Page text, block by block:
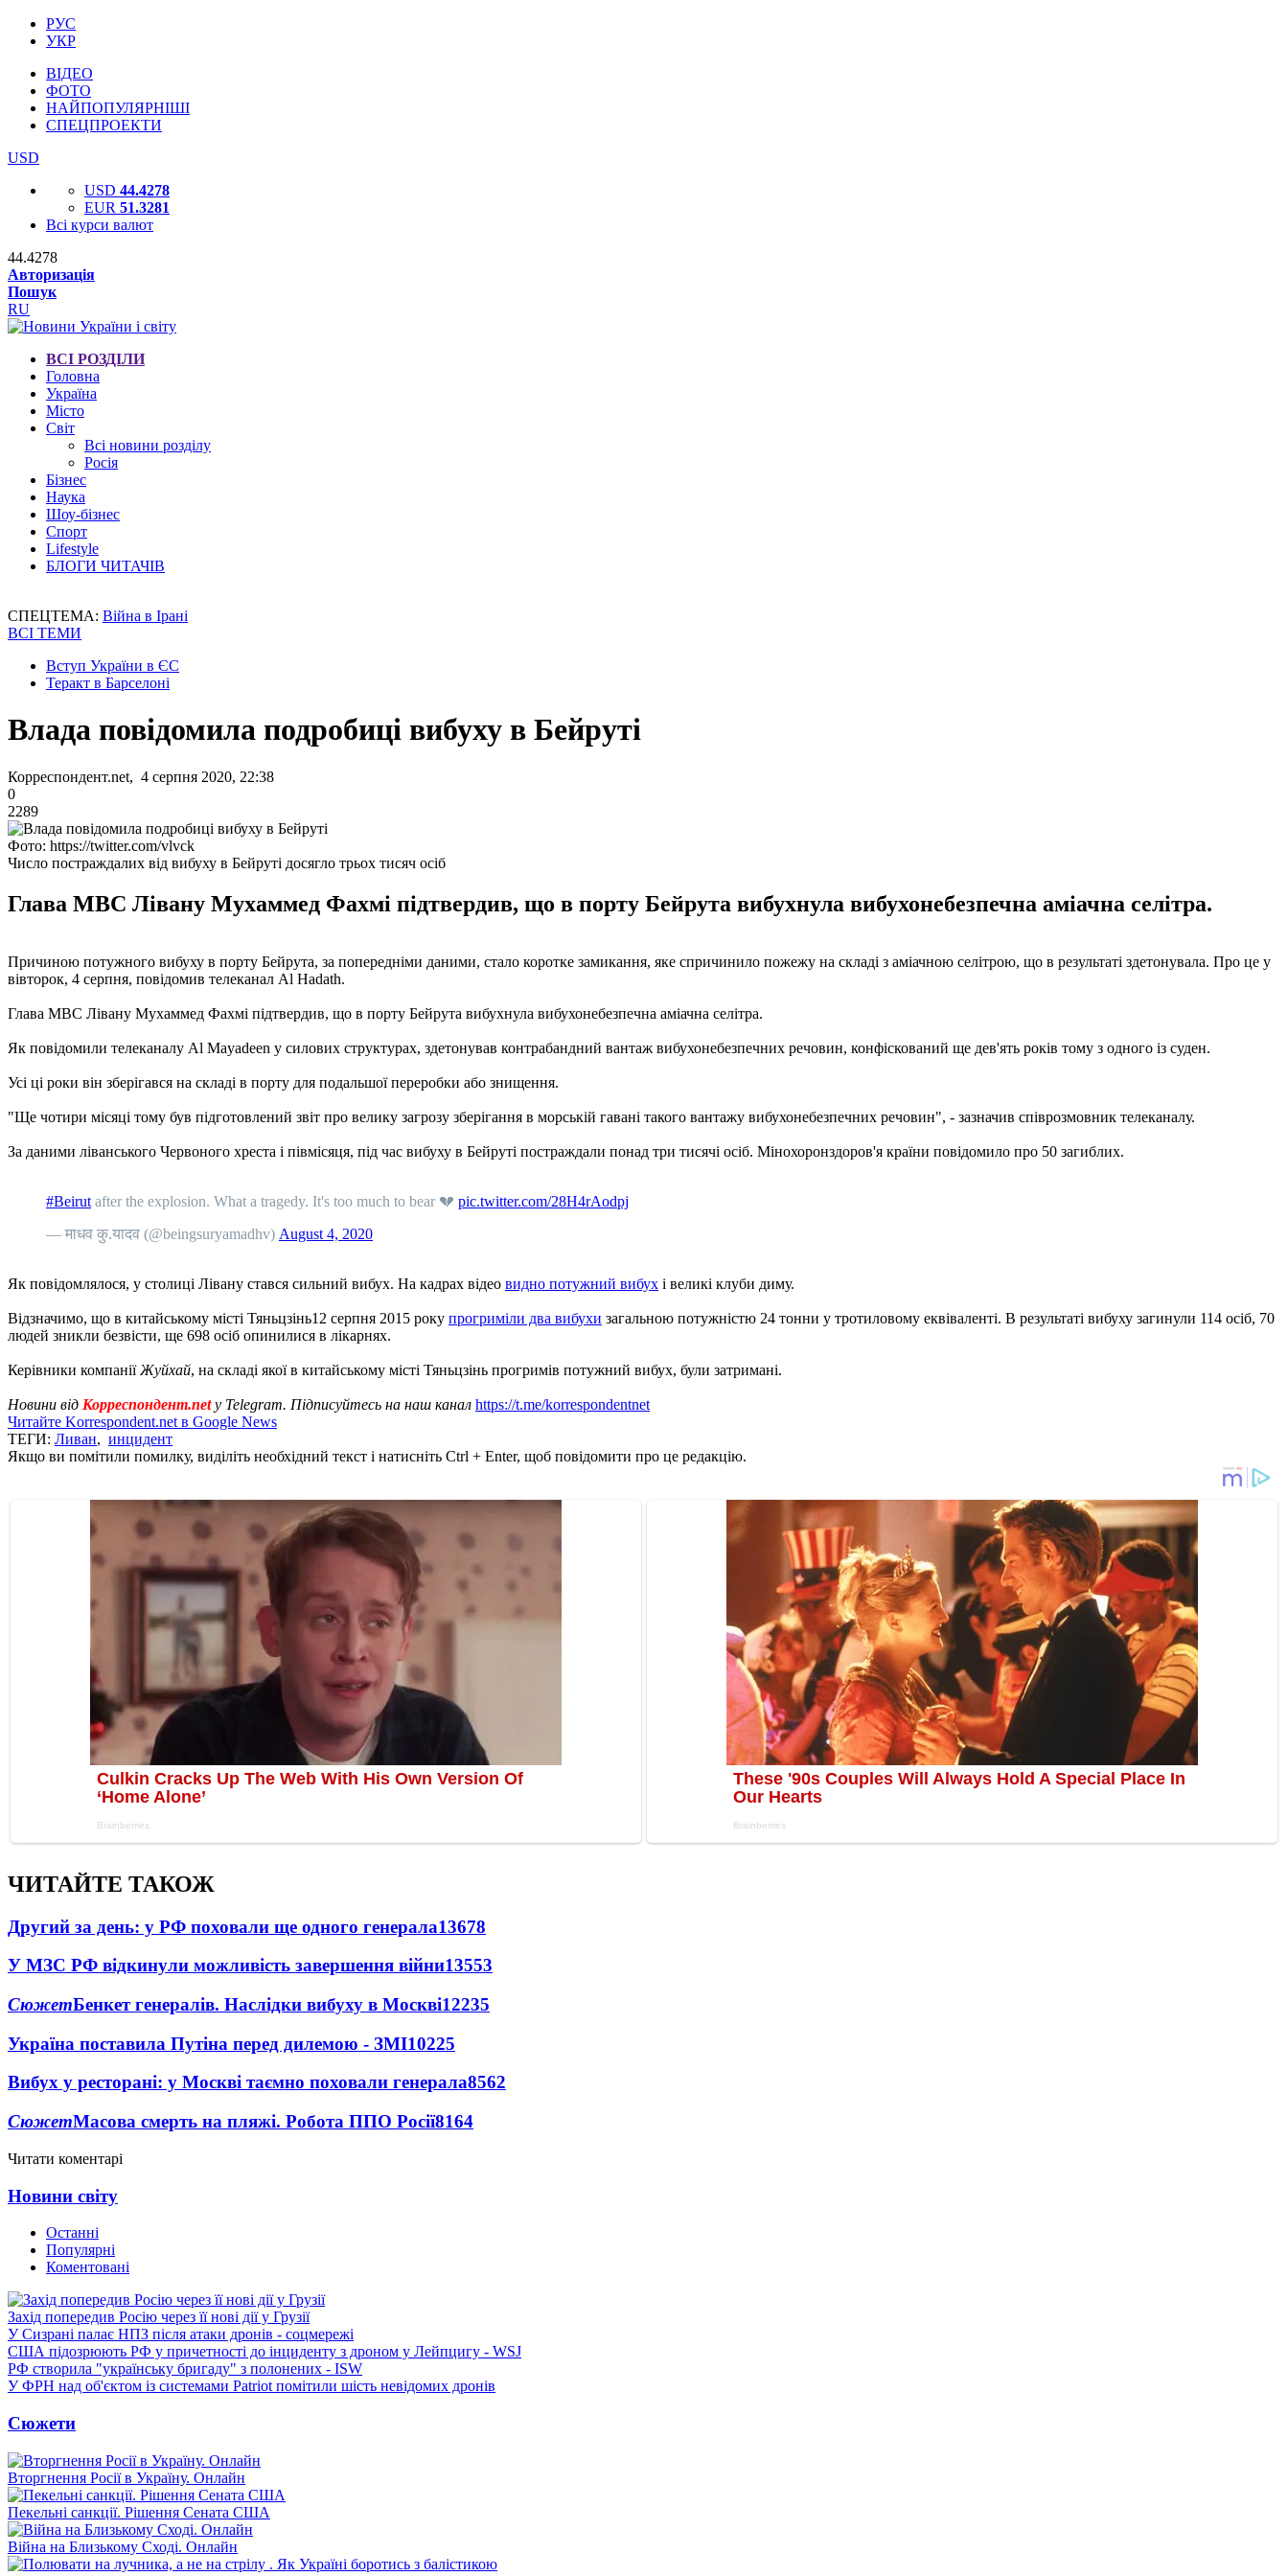
РУС
УКР
ВІДЕО
ФОТО
НАЙПОПУЛЯРНІШІ
СПЕЦПРОЕКТИ
USD
USD 44.4278
EUR 51.3281
Всі курси валют
44.4278
Авторизація
Пошук
RU
ВСІ РОЗДІЛИ
Головна
Україна
Місто
Світ
Всі новини розділу
Росія
Бізнес
Наука
Шоу-бізнес
Спорт
Lifestyle
БЛОГИ ЧИТАЧІВ
СПЕЦТЕМА: Війна в Ірані
ВСІ ТЕМИ
Вступ України в ЄС
Теракт в Барселоні
Влада повідомила подробиці вибуху в Бейруті
Корреспондент.net, 4 серпня 2020, 22:38
0
2289
Фото: https://twitter.com/vlvck
Число постраждалих від вибуху в Бейруті досягло трьох тисяч осіб
Глава МВС Лівану Мухаммед Фахмі підтвердив, що в порту Бейрута вибухнула вибухонебезпечна аміачна селітра.
Причиною потужного вибуху в порту Бейрута, за попередніми даними, стало коротке замикання, яке спричинило пожежу на складі з аміачною селітрою, що в результаті здетонувала. Про це у
вівторок, 4 серпня, повідомив телеканал Al Hadath.
Глава МВС Лівану Мухаммед Фахмі підтвердив, що в порту Бейрута вибухнула вибухонебезпечна аміачна селітра.
Як повідомили телеканалу Al Mayadeen у силових структурах, здетонував контрабандний вантаж вибухонебезпечних речовин, конфіскований ще дев'ять років тому з одного із суден.
Усі ці роки він зберігався на складі в порту для подальшої переробки або знищення.
"Ще чотири місяці тому був підготовлений звіт про велику загрозу зберігання в морській гавані такого вантажу вибухонебезпечних речовин", - зазначив співрозмовник телеканалу.
За даними ліванського Червоного хреста і півмісяця, під час вибуху в Бейруті постраждали понад три тисячі осіб. Мінохоронздоров'я країни повідомило про 50 загиблих.
#Beirut after the explosion. What a tragedy. It's too much to bear 💔 pic.twitter.com/28H4rAodpj
— माधव कु.यादव (@beingsuryamadhv) August 4, 2020
Як повідомлялося, у столиці Лівану стався сильний вибух. На кадрах відео видно потужний вибух і великі клуби диму.
Відзначимо, що в китайському місті Тяньцзінь12 серпня 2015 року прогриміли два вибухи загальною потужністю 24 тонни у тротиловому еквіваленті. В результаті вибуху загинули 114 осіб, 70
людей зникли безвісти, ще 698 осіб опинилися в лікарнях.
Керівники компанії Жуйхай, на складі якої в китайському місті Тяньцзінь прогримів потужний вибух, були затримані.
Новини від Корреспондент.net у Telegram. Підписуйтесь на наш канал https://t.me/korrespondentnet
Читайте Korrespondent.net в Google News
ТЕГИ: Ливан, инцидент
Якщо ви помітили помилку, виділіть необхідний текст і натисніть Ctrl + Enter, щоб повідомити про це редакцію.
ЧИТАЙТЕ ТАКОЖ
Другий за день: у РФ поховали ще одного генерала13678
У МЗС РФ відкинули можливість завершення війни13553
СюжетБенкет генералів. Наслідки вибуху в Москві12235
Україна поставила Путіна перед дилемою - ЗМІ10225
Вибух у ресторані: у Москві таємно поховали генерала8562
СюжетМасова смерть на пляжі. Робота ППО Росії8164
Читати коментарі
Новини світу
Останні
Популярні
Коментовані
Захід попередив Росію через її нові дії у Грузії
У Сизрані палає НПЗ після атаки дронів - соцмережі
США підозрюють РФ у причетності до інциденту з дроном у Лейпцигу - WSJ
РФ створила "українську бригаду" з полонених - ISW
У ФРН над об'єктом із системами Patriot помітили шість невідомих дронів
Сюжети
Вторгнення Росії в Україну. Онлайн
Пекельні санкції. Рішення Сената США
Війна на Близькому Сході. Онлайн